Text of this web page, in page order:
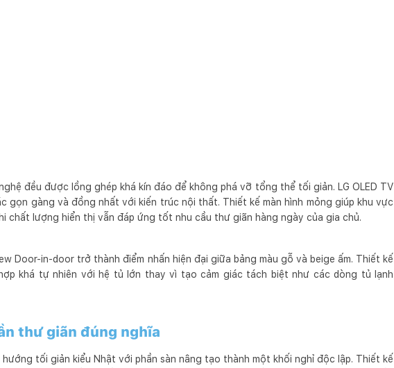
đều được lồng ghép khá kín đáo để không phá vỡ tổng thể tối giản. LG OLED TV
gọn gàng và đồng nhất với kiến trúc nội thất. Thiết kế màn hình mỏng giúp khu vực
chất lượng hiển thị vẫn đáp ứng tốt nhu cầu thư giãn hàng ngày của gia chủ.
Door-in-door trở thành điểm nhấn hiện đại giữa bảng màu gỗ và beige ấm. Thiết kế
khá tự nhiên với hệ tủ lớn thay vì tạo cảm giác tách biệt như các dòng tủ lạnh
thư giãn đúng nghĩa
tối giản kiểu Nhật với phần sàn nâng tạo thành một khối nghỉ độc lập. Thiết kế